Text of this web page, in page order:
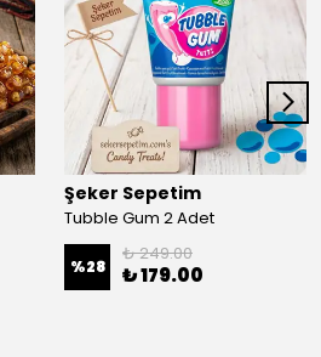
Şeker Sepetim
Tubble Gum 2 Adet
%28
₺ 249.00
₺ 179.00